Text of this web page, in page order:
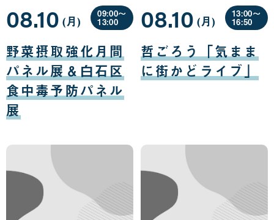
野菜摂取強化月間
パネル展＆白石区
食中毒予防パネル
展
08.10
月
10
日
(月曜
日
)
09:00〜
13:00
哲ごろう「気まま
に街かどライブ」
08.10
月
10
日
(月曜
日
)
13:00〜
16:50